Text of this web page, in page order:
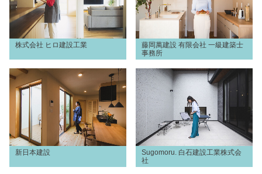
株式会社 ヒロ建設工業
藤岡萬建設 有限会社 一級建築士
事務所
新日本建設
Sugomoru. 白石建設工業株式会
社